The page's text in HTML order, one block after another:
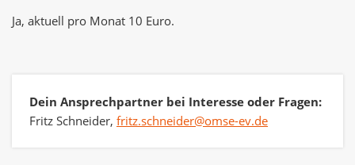
Ja, aktuell pro Monat 10 Euro.
Dein Ansprechpartner bei Interesse oder Fragen:
Fritz Schneider, fritz.schneider@omse-ev.de